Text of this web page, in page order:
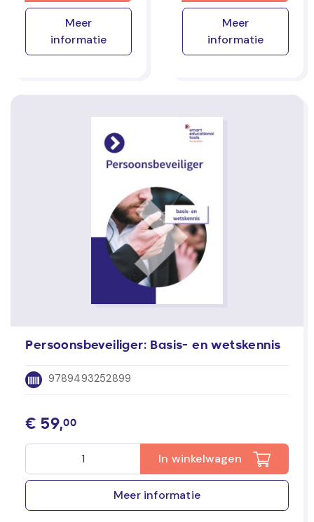
Meer
informatie
Meer
informatie
Persoonsbeveiliger: Basis- en wetskennis
9789493252899
€ 59,00
In winkelwagen
Meer informatie